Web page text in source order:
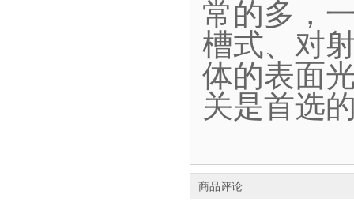
常的多，
槽式、对
体的表面
关是首选
商品评论